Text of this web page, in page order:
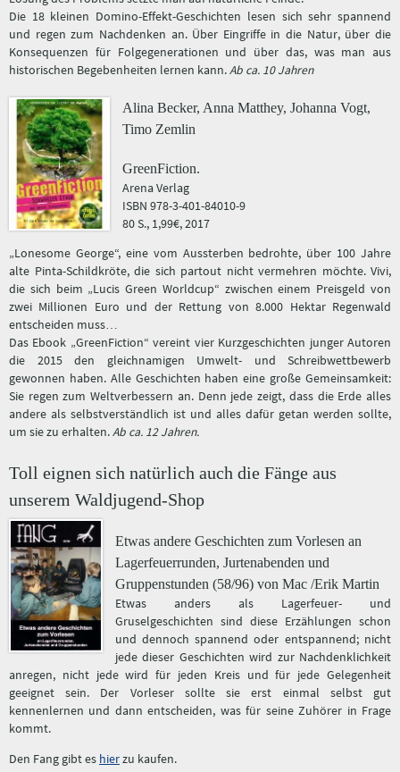
Die 18 kleinen Domino-Effekt-Geschichten lesen sich sehr spannend
und regen zum Nachdenken an. Über Eingriffe in die Natur, über die
Konsequenzen für Folgegenerationen und über das, was man aus
historischen Begebenheiten lernen kann.Ab ca. 10 Jahren
Alina Becker, Anna Matthey, Johanna Vogt,
Timo Zemlin
GreenFiction.
Arena Verlag
ISBN 978-3-401-84010-9
80 S., 1,99€, 2017
„Lonesome George“, eine vom Aussterben bedrohte, über 100 Jahre
alte Pinta-Schildkröte, die sich partout nicht vermehren möchte. Vivi,
die sich beim „Lucis Green Worldcup“ zwischen einem Preisgeld von
zwei Millionen Euro und der Rettung von 8.000 Hektar Regenwald
entscheiden muss…
Das Ebook „GreenFiction“ vereint vier Kurzgeschichten junger Autoren
die 2015 den gleichnamigen Umwelt- und Schreibwettbewerb
gewonnen haben. Alle Geschichten haben eine große Gemeinsamkeit:
Sie regen zum Weltverbessern an. Denn jede zeigt, dass die Erde alles
andere als selbstverständlich ist und alles dafür getan werden sollte,
um sie zu erhalten.Ab ca. 12 Jahren.
Toll eignen sich natürlich auch die Fänge aus
unserem Waldjugend-Shop
Etwas andere Geschichten zum Vorlesen an
Lagerfeuerrunden, Jurtenabenden und
Gruppenstunden (58/96) von Mac /Erik Martin
Etwas anders als Lagerfeuer- und
Gruselgeschichten sind diese Erzählungen schon
und dennoch spannend oder entspannend; nicht
jede dieser Geschichten wird zur Nachdenklichkeit
anregen, nicht jede wird für jeden Kreis und für jede Gelegenheit
geeignet sein. Der Vorleser sollte sie erst einmal selbst gut
kennenlernen und dann entscheiden, was für seine Zuhörer in Frage
kommt.
Den Fang gibt es hierzu kaufen.